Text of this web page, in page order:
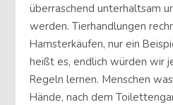
überraschend unterhaltsam
werden. Tierhandlungen
Hamsterkäufen, nur ein
heißt es, endlich würden wir
Regeln lernen. Menschen
Hände, nach dem